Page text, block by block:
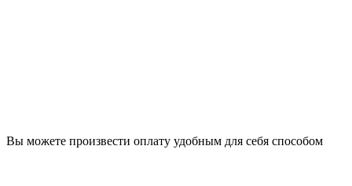
Вы можете произвести оплату удобным для себя способом